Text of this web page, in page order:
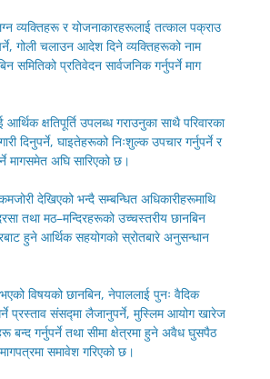
व्यक्तिहरू र योजनाकारहरूलाई तत्काल पक्राउ
गोली चलाउन आदेश दिने व्यक्तिहरूको नाम
समितिको प्रतिवेदन सार्वजनिक गर्नुपर्ने माग
क्षतिपूर्ति उपलब्ध गराउनुका साथै परिवारका
दिनुपर्ने, घाइतेहरूको निःशुल्क उपचार गर्नुपर्ने र
मागसमेत अघि सारिएको छ।
देखिएको भन्दै सम्बन्धित अधिकारीहरूमाथि
तथा मठ–मन्दिरहरूको उच्चस्तरीय छानबिन
हुने आर्थिक सहयोगको स्रोतबारे अनुसन्धान
विषयको छानबिन, नेपाललाई पुनः वैदिक
प्रस्ताव संसद्मा लैजानुपर्ने, मुस्लिम आयोग खारेज
बन्द गर्नुपर्ने तथा सीमा क्षेत्रमा हुने अवैध घुसपैठ
समावेश गरिएको छ।